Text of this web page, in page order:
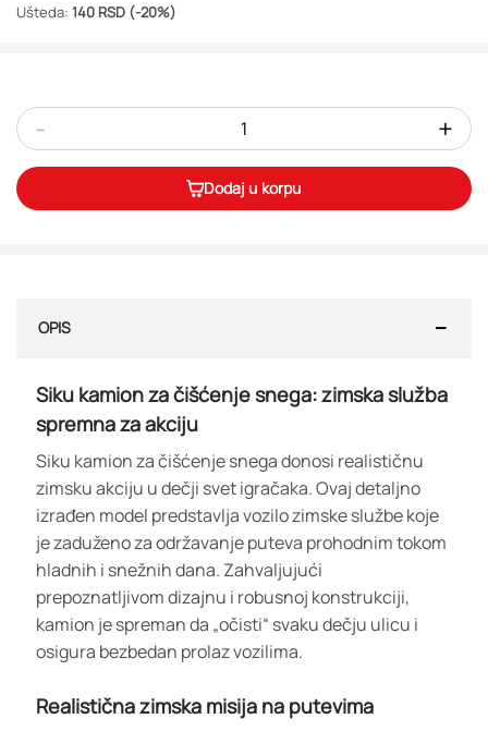
Ušteda: 140 RSD (-20%)
- +
Dodaj u korpu
OPIS
Siku kamion za čišćenje snega: zimska služba
spremna za akciju
Siku kamion za čišćenje snega donosi realističnu
zimsku akciju u dečji svet igračaka. Ovaj detaljno
izrađen model predstavlja vozilo zimske službe koje
je zaduženo za održavanje puteva prohodnim tokom
hladnih i snežnih dana. Zahvaljujući
prepoznatljivom dizajnu i robusnoj konstrukciji,
kamion je spreman da „očisti“ svaku dečju ulicu i
osigura bezbedan prolaz vozilima.
Realistična zimska misija na putevima